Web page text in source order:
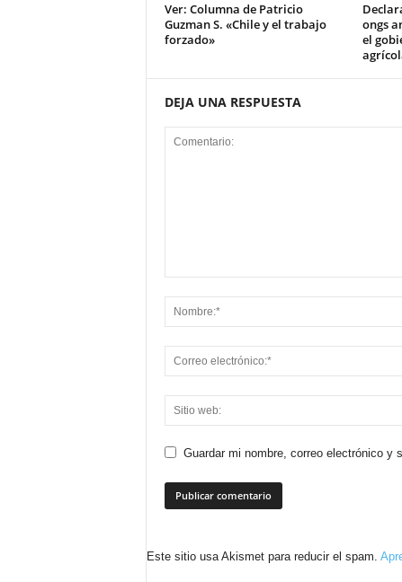
Ver: Columna de Patricio
Guzman S. «Chile y el trabajo
forzado»
ongs
el
DEJA UNA RESPUESTA
Guardar mi nombre, correo electrónico y
Este sitio usa Akismet para reducir el spam.